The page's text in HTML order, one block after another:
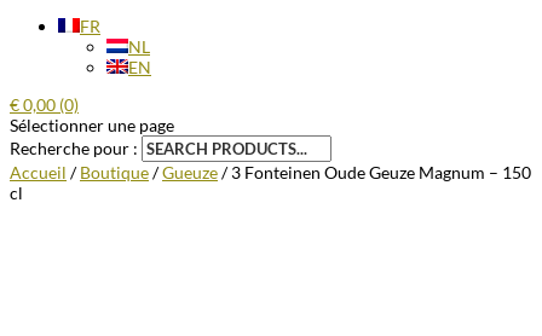
FR
NL
EN
€0,00 (0)
Sélectionner une page
Recherche pour :
Accueil /Boutique/Gueuze/ 3 Fonteinen Oude Geuze Magnum – 150
cl